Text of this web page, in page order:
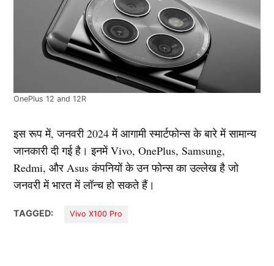
OnePlus 12 and 12R
इस रूप में, जनवरी 2024 में आगामी स्मार्टफोन्स के बारे में सामान्य
जानकारी दी गई है। इनमें Vivo, OnePlus, Samsung,
Redmi, और Asus कंपनियों के उन फोन्स का उल्लेख है जो
जनवरी में भारत में लॉन्च हो सकते हैं।
TAGGED: Vivo X100 Pro